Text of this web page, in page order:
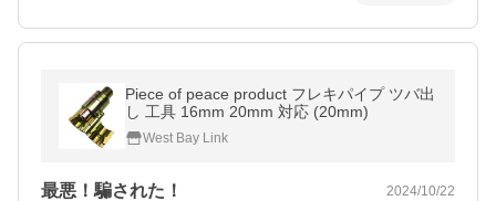
Piece of peace product フレキパイプ ツバ出
し 工具 16mm 20mm 対応 (20mm)
West Bay Link
最悪！騙された！ 2024/10/22